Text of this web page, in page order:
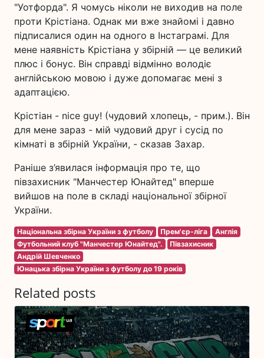
"Уотфорда". Я чомусь ніколи не виходив на поле
проти Крістіана. Однак ми вже знайомі і давно
підписалися один на одного в Інстаграмі. Для
мене наявність Крістіана у збірній — це великий
плюс і бонус. Він справді відмінно володіє
англійською мовою і дуже допомагає мені з
адаптацією.
Крістіан - nice guy! (чудовий хлопець, - прим.). Він
для мене зараз - мій чудовий друг і сусід по
кімнаті в збірній України, - сказав Захар.
Раніше з’явилася інформація про те, що
півзахисник "Манчестер Юнайтед" вперше
вийшов на поле в складі національної збірної
України.
Національна збірна України з футболу Прем'єр-ліга
Англія
Футбольний клуб "Манчестер Юнайтед".
Півзахисник
Андрій Шевченко
Юнацька збірна України з футболу до 19 років
Related posts